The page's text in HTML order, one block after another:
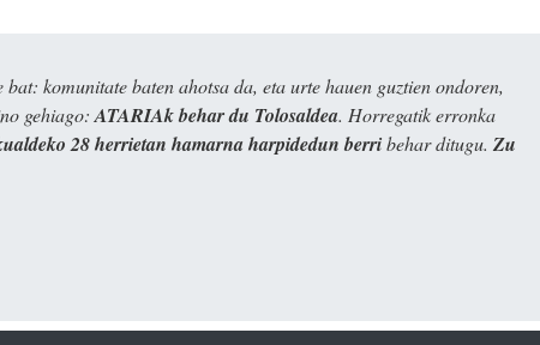
komunitate baten ahotsa da, eta urte hauen guztien ondoren,
gehiago:ATARIAk behar du Tolosaldea. Horregatik erronka
28 herrietan hamarna harpidedun berribehar ditugu. Zu